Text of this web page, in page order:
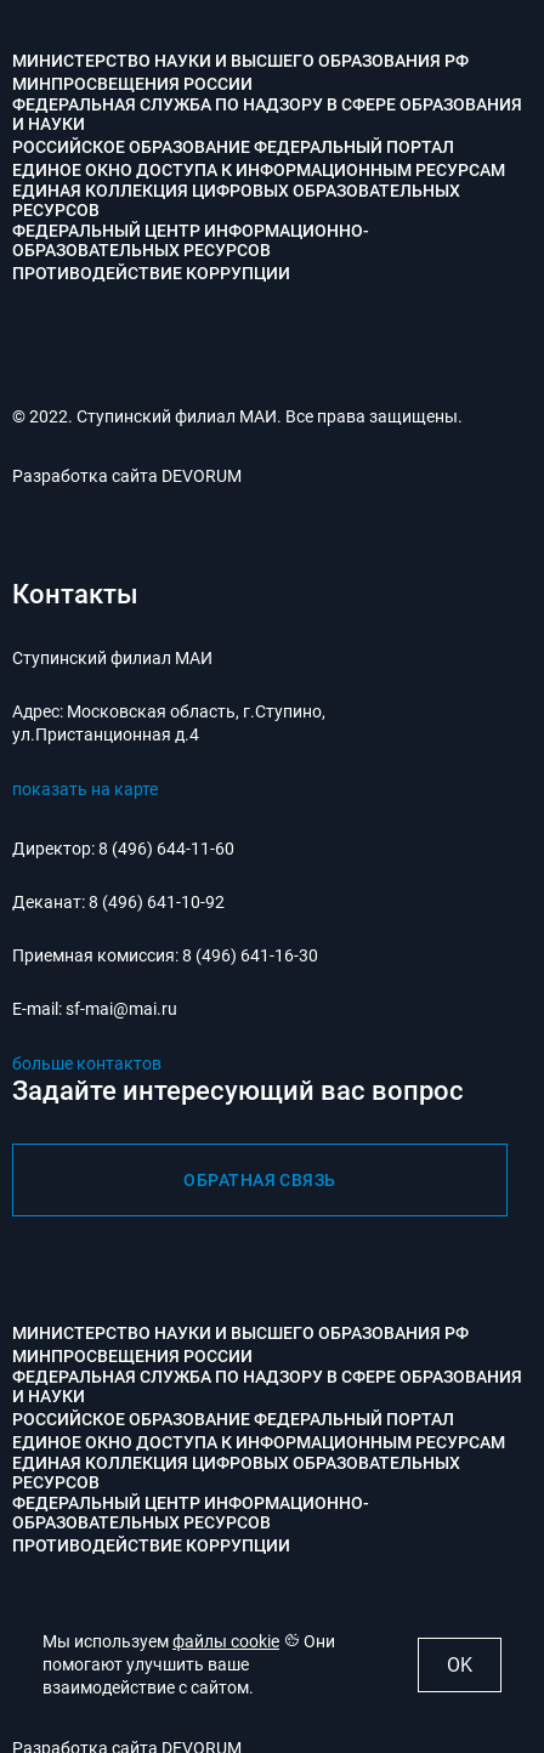
Мы используемфайлы cookie
Они
помогают улучшить ваше
взаимодействие с сайтом.
OK
МИНИСТЕРСТВО НАУКИ И ВЫСШЕГО ОБРАЗОВАНИЯ РФ
МИНПРОСВЕЩЕНИЯ РОССИИ
ФЕДЕРАЛЬНАЯ СЛУЖБА ПО НАДЗОРУ В СФЕРЕ ОБРАЗОВАНИЯ
И НАУКИ
РОССИЙСКОЕ ОБРАЗОВАНИЕ ФЕДЕРАЛЬНЫЙ ПОРТАЛ
ЕДИНОЕ ОКНО ДОСТУПА К ИНФОРМАЦИОННЫМ РЕСУРСАМ
ЕДИНАЯ КОЛЛЕКЦИЯ ЦИФРОВЫХ ОБРАЗОВАТЕЛЬНЫХ
РЕСУРСОВ
ФЕДЕРАЛЬНЫЙ ЦЕНТР ИНФОРМАЦИОННО-
ОБРАЗОВАТЕЛЬНЫХ РЕСУРСОВ
ПРОТИВОДЕЙСТВИЕ КОРРУПЦИИ
© 2022. Ступинский филиал МАИ. Все права защищены.
Разработка сайта DEVORUM
Мы используемфайлы cookie
Они
помогают улучшить ваше
взаимодействие с сайтом.
OK
Контакты
Ступинский филиал МАИ
Адрес: Московская область, г.Ступино,
ул.Пристанционная д.4
показать на карте
Директор:8 (496) 644-11-60
Деканат:8 (496) 641-10-92
Приемная комиссия:8 (496) 641-16-30
E-mail:sf-mai@mai.ru
больше контактов
Задайте интересующий вас вопрос
ОБРАТНАЯ СВЯЗЬ
МИНИСТЕРСТВО НАУКИ И ВЫСШЕГО ОБРАЗОВАНИЯ РФ
МИНПРОСВЕЩЕНИЯ РОССИИ
ФЕДЕРАЛЬНАЯ СЛУЖБА ПО НАДЗОРУ В СФЕРЕ ОБРАЗОВАНИЯ
И НАУКИ
РОССИЙСКОЕ ОБРАЗОВАНИЕ ФЕДЕРАЛЬНЫЙ ПОРТАЛ
ЕДИНОЕ ОКНО ДОСТУПА К ИНФОРМАЦИОННЫМ РЕСУРСАМ
ЕДИНАЯ КОЛЛЕКЦИЯ ЦИФРОВЫХ ОБРАЗОВАТЕЛЬНЫХ
РЕСУРСОВ
ФЕДЕРАЛЬНЫЙ ЦЕНТР ИНФОРМАЦИОННО-
ОБРАЗОВАТЕЛЬНЫХ РЕСУРСОВ
ПРОТИВОДЕЙСТВИЕ КОРРУПЦИИ
© 2022. Ступинский филиал МАИ. Все права защищены.
Разработка сайта DEVORUM